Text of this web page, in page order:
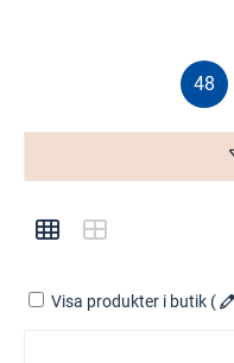
48
Visa produkter i butik (